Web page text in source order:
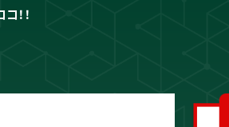
レーダー
説。商材は一切販売せず、YouTube＆
！！